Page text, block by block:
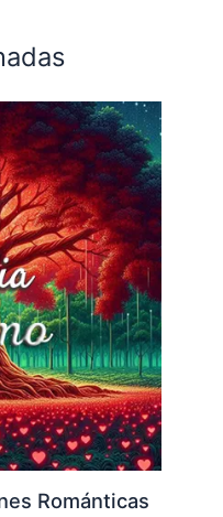
Románticas